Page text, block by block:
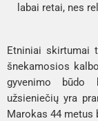
labai retai, nes
Etniniai skirtumai
šnekamosios
gyvenimo būdo
užsieniečių yra
Marokas 44 metus